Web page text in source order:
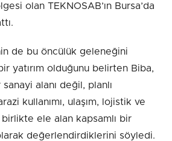
olan TEKNOSAB’ın Bursa’da
de bu öncülük geleneğini
yatırım olduğunu belirten Biba,
alanı değil, planlı
kullanımı, ulaşım, lojistik ve
birlikte ele alan kapsamlı bir
değerlendirdiklerini söyledi.